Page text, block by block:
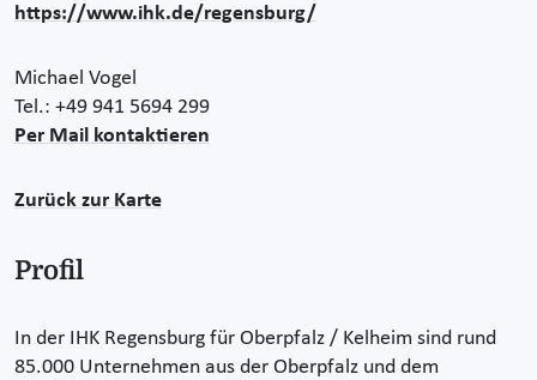
https://www.ihk.de/regensburg/
Michael Vogel
Tel.: +49 941 5694 299
Per Mail kontaktieren
Zurück zur Karte
Profil
In der IHK Regensburg für Oberpfalz / Kelheim sind rund
85.000 Unternehmen aus der Oberpfalz und dem